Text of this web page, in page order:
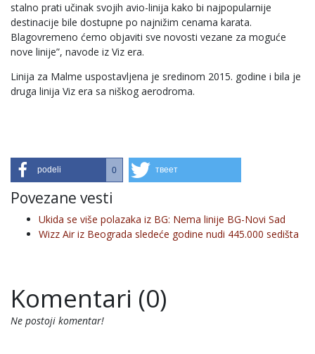
stalno prati učinak svojih avio-linija kako bi najpopularnije
destinacije bile dostupne po najnižim cenama karata.
Blagovremeno ćemo objaviti sve novosti vezane za moguće
nove linije”, navode iz Viz era.
Linija za Malme uspostavljena je sredinom 2015. godine i bila je
druga linija Viz era sa niškog aerodroma.
podeli 0 твеет
Povezane vesti
Ukida se više polazaka iz BG: Nema linije BG-Novi Sad
Wizz Air iz Beograda sledeće godine nudi 445.000 sedišta
Komentari (0)
Ne postoji komentar!